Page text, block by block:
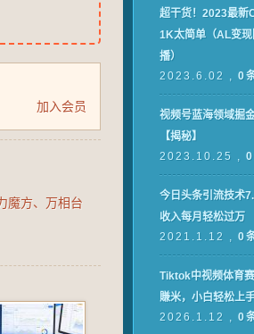
加入会员
魔方、万相台
超干货！2023最新
1K太简单（AL变
播）
2023.6.02 , 0
视频号蓝海领域掘
【揭秘】
2023.10.25 ,
今日头条引流技术
收入每月轻松过万
2021.1.12 , 0
Tiktok中视频体育
賺米，小白轻松上
2026.1.12 , 0